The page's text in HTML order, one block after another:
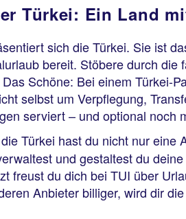
Türkei: Ein Land
sich die Türkei. Sie ist
bereit. Stöbere durch
Schöne: Bei einem Türkei-
selbst um Verpflegung,
serviert – und optional
Türkei hast du nicht nur
und gestaltest du
freust du dich bei TUI über
Anbieter billiger, wird dir